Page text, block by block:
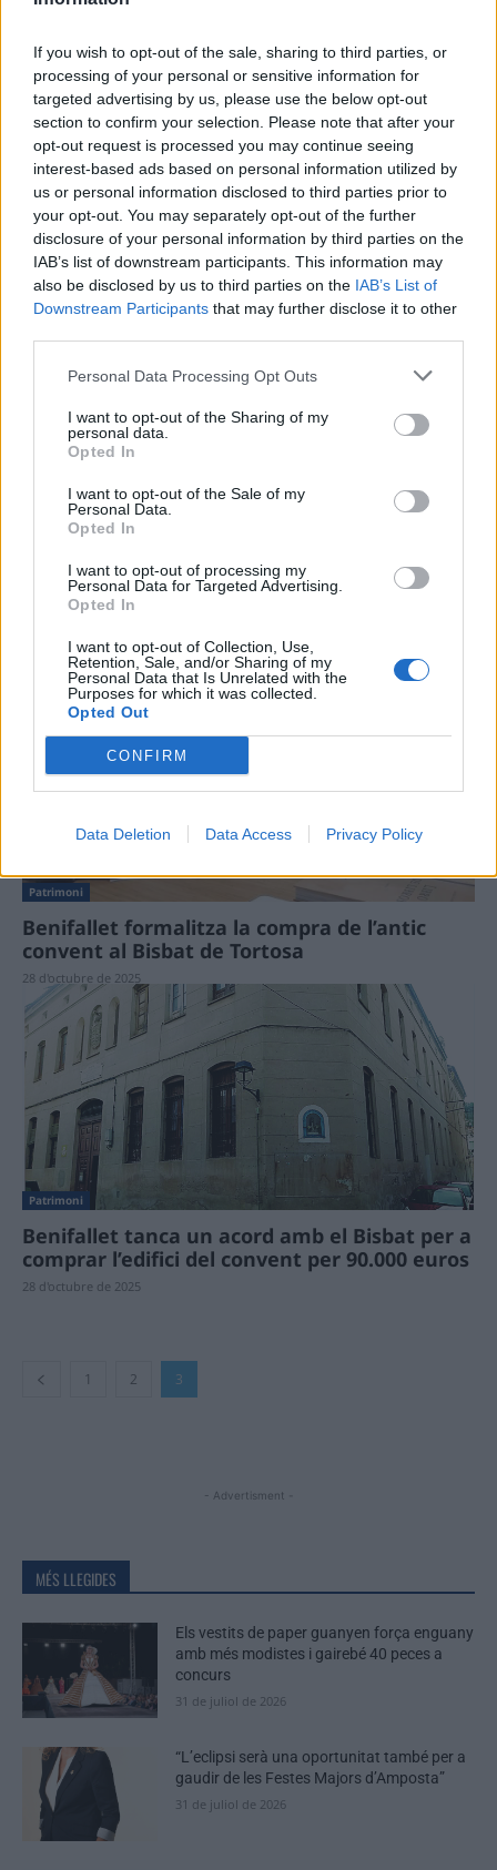
If you wish to opt-out of the sale, sharing to third parties, or
processing of your personal or sensitive information for
targeted advertising by us, please use the below opt-out
section to confirm your selection. Please note that after your
opt-out request is processed you may continue seeing
interest-based ads based on personal information utilized by
us or personal information disclosed to third parties prior to
your opt-out. You may separately opt-out of the further
disclosure of your personal information by third parties on the
IAB’s list of downstream participants. This information may
also be disclosed by us to third parties on the IAB’s List of
Downstream Participants that may further disclose it to other
Personal Data Processing Opt Outs
I want to opt-out of the Sharing of my
personal data.
Opted In
I want to opt-out of the Sale of my
Personal Data.
Opted In
I want to opt-out of processing my
Personal Data for Targeted Advertising.
Opted In
I want to opt-out of Collection, Use,
Retention, Sale, and/or Sharing of my
Personal Data that Is Unrelated with the
Purposes for which it was collected.
Opted Out
CONFIRM
Data Deletion Data Access Privacy Policy
Una societat de capital suís rehabilitarà la
Casa de la Diputació del General a Tortosa
6 de juny de 2025
L’Ajuntament presentarà un projecte de 25
milions d’euros a la Llei de Barris per
recuperar la ciutat històrica de Tortosa
16 de juny de 2025
Patrimoni
Benifallet formalitza la compra de l’antic
convent al Bisbat de Tortosa
28 d'octubre de 2025
Patrimoni
Benifallet tanca un acord amb el Bisbat per a
comprar l’edifici del convent per 90.000 euros
28 d'octubre de 2025
1 2 3
- Advertisment -
MÉS LLEGIDES
Els vestits de paper guanyen força enguany
amb més modistes i gairebé 40 peces a
concurs
31 de juliol de 2026
“L’eclipsi serà una oportunitat també per a
gaudir de les Festes Majors d’Amposta”
31 de juliol de 2026